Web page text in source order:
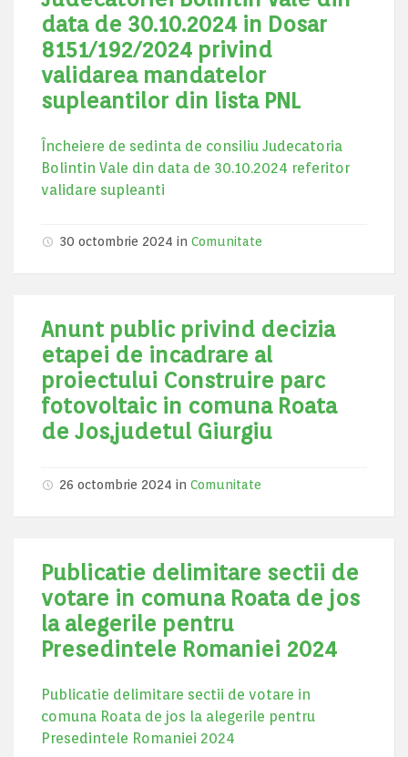
data de 30.10.2024 in Dosar
8151/192/2024 privind
validarea mandatelor
supleantilor din lista PNL
Încheiere de sedinta de consiliu Judecatoria
Bolintin Vale din data de 30.10.2024 referitor
validare supleanti
30 octombrie 2024 in Comunitate
Anunt public privind decizia
etapei de incadrare al
proiectului Construire parc
fotovoltaic in comuna Roata
de Jos,judetul Giurgiu
26 octombrie 2024 in Comunitate
Publicatie delimitare sectii de
votare in comuna Roata de jos
la alegerile pentru
Presedintele Romaniei 2024
Publicatie delimitare sectii de votare in
comuna Roata de jos la alegerile pentru
Presedintele Romaniei 2024